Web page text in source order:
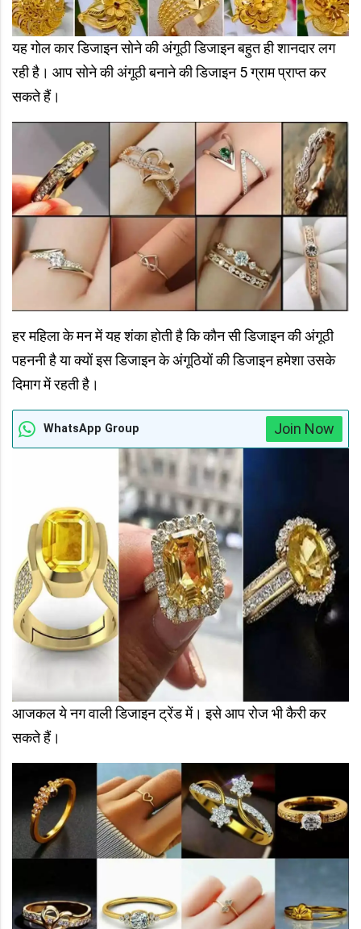
यह गोल कार डिजाइन सोने की अंगूठी डिजाइन बहुत ही शानदार लग
रही है। आप सोने की अंगूठी बनाने की डिजाइन 5 ग्राम प्राप्त कर
सकते हैं।
हर महिला के मन में यह शंका होती है कि कौन सी डिजाइन की अंगूठी
पहननी है या क्यों इस डिजाइन के अंगूठियों की डिजाइन हमेशा उसके
दिमाग में रहती है।
WhatsApp Group Join Now
आजकल ये नग वाली डिजाइन ट्रेंड में। इसे आप रोज भी कैरी कर
सकते हैं।